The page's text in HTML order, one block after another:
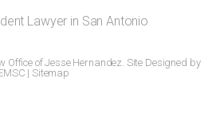
Lawyer in San Antonio
Office of Jesse Hernandez. Site Designed by
| Sitemap